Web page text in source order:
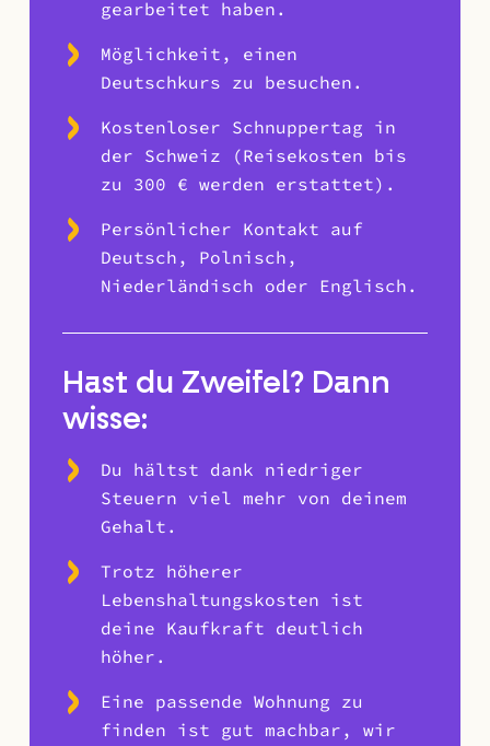
gearbeitet haben.
Möglichkeit, einen
Deutschkurs zu besuchen.
Kostenloser Schnuppertag in
der Schweiz (Reisekosten bis
zu 300 € werden erstattet).
Persönlicher Kontakt auf
Deutsch, Polnisch,
Niederländisch oder Englisch.
Hast du Zweifel? Dann
wisse:
Du hältst dank niedriger
Steuern viel mehr von deinem
Gehalt.
Trotz höherer
Lebenshaltungskosten ist
deine Kaufkraft deutlich
höher.
Eine passende Wohnung zu
finden ist gut machbar, wir